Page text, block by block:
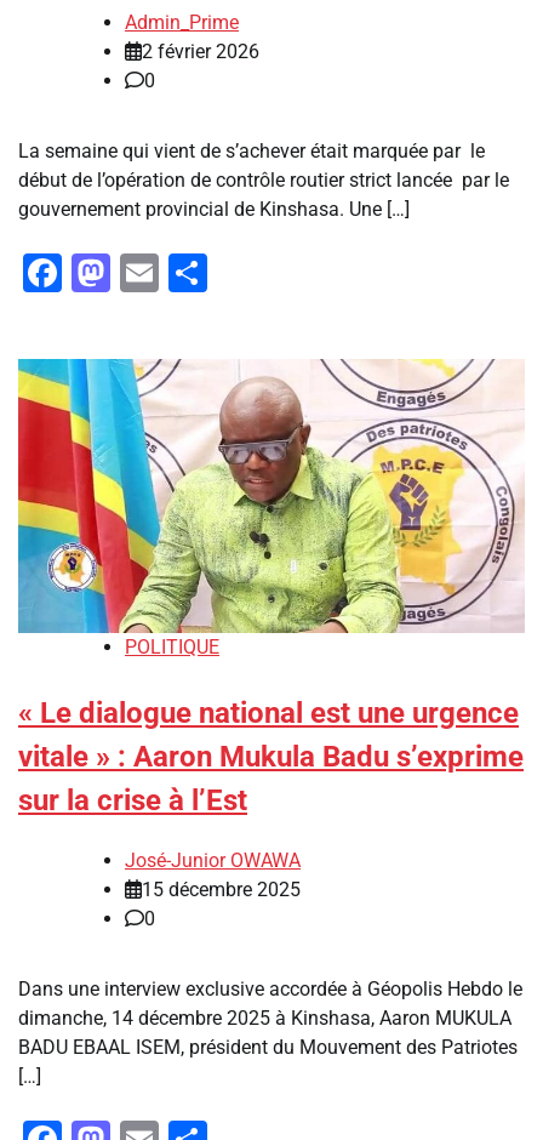
Admin_Prime
2 février 2026
0
La semaine qui vient de s’achever était marquée par le
début de l’opération de contrôle routier strict lancée par le
gouvernement provincial de Kinshasa. Une […]
Facebook
Mastodon
Email
POLITIQUE
« Le dialogue national est une urgence
vitale » : Aaron Mukula Badu s’exprime
sur la crise à l’Est
José-Junior OWAWA
15 décembre 2025
0
Dans une interview exclusive accordée à Géopolis Hebdo le
dimanche, 14 décembre 2025 à Kinshasa, Aaron MUKULA
BADU EBAAL ISEM, président du Mouvement des Patriotes
[…]